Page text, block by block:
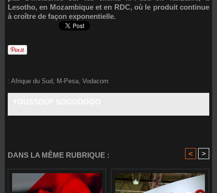
Lesotho, en Mozambique et en RDC, où le produit continue
à croître de façon exponentielle.
: Afrique du Sud M-Pesa Vodacom
DANS LA MÊME RUBRIQUE : < >